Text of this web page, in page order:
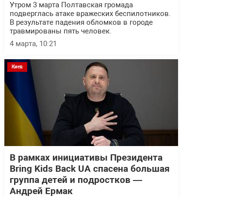
Утром 3 марта Полтавская громада
подверглась атаке вражеских беспилотников.
В результате падения обломков в городе
травмированы пять человек.
4 марта, 10:21
Киев
В рамках инициативы Президента
Bring Kids Back UA спасена большая
группа детей и подростков —
Андрей Ермак